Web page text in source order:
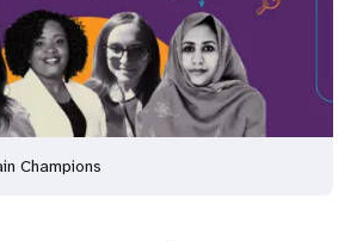
Champions